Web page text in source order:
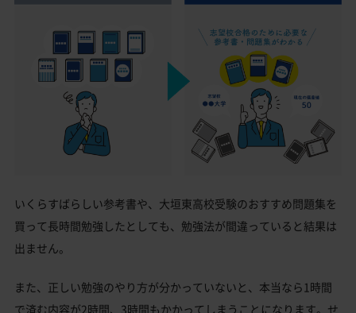
いくらすばらしい参考書や、大垣東高校受験のおすすめ問題集を
買って長時間勉強したとしても、勉強法が間違っていると結果は
出ません。
また、正しい勉強のやり方が分かっていないと、本当なら1時間
で済む内容が2時間、3時間もかかってしまうことになります。せ